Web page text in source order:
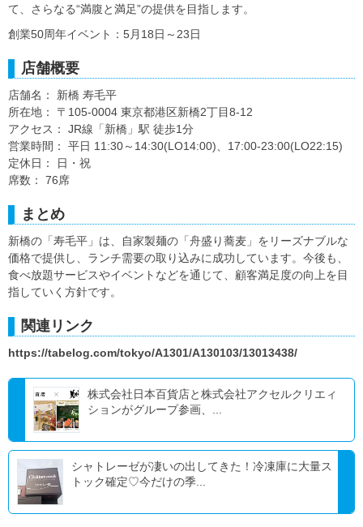
て、さらなる“満腹と満足”の提供を目指します。
創業50周年イベント：5月18日～23日
店舗概要
店舗名： 新橋 寿毛平
所在地： 〒105-0004 東京都港区新橋2丁目8-12
アクセス： JR線「新橋」駅 徒歩1分
営業時間： 平日 11:30～14:30(LO14:00)、17:00-23:00(LO22:15)
定休日： 日・祝
席数： 76席
まとめ
新橋の「寿毛平」は、自家製麺の「舟盛り蕎麦」をリーズナブルな
価格で提供し、ランチ需要の取り込みに成功しています。今後も、
食べ放題サービスやイベントなどを通じて、顧客満足度の向上を目
指していく方針です。
関連リンク
https://tabelog.com/tokyo/A1301/A130103/13013438/
株式会社日本百貨店と株式会社アクセルクリエィ
ションがグループ参画、...
シャトレーゼが凄いの出してきた！冷凍庫に大量ス
トック確定♡今だけの季...